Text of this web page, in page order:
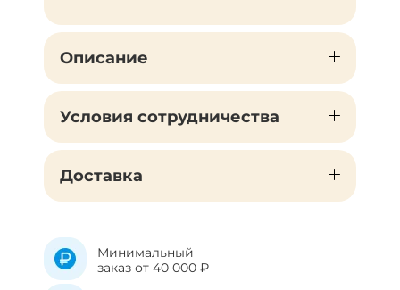
Описание
Условия сотрудничества
Доставка
Минимальный
заказ от 40 000 ₽